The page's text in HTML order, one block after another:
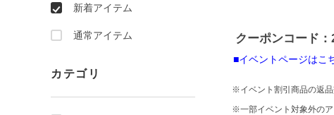
新着アイテム
通常アイテム
カテゴリ
クーポンコード：
■イベントページはこ
※イベント割引商品の返品
※一部イベント対象外のア